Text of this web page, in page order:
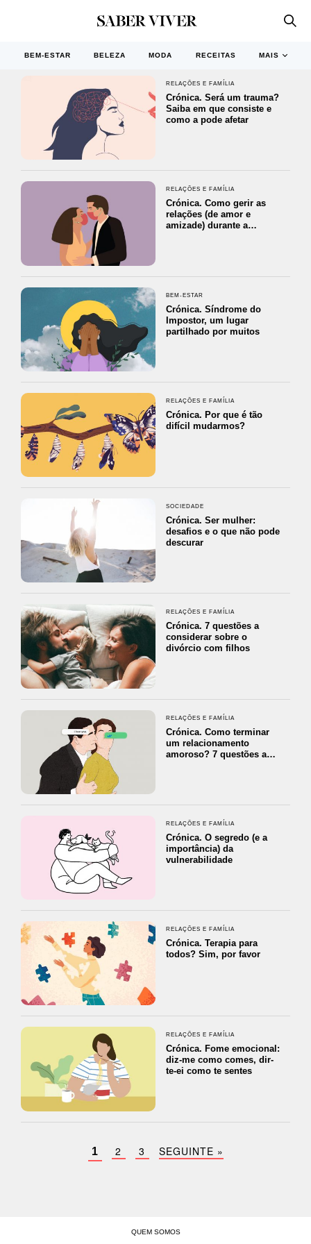
BEM-ESTAR BELEZA MODA RECEITAS MAIS
RELAÇÕES E FAMÍLIA
Crónica. Será um trauma?
Saiba em que consiste e
como a pode afetar
RELAÇÕES E FAMÍLIA
Crónica. Como gerir as
relações (de amor e
amizade) durante a…
BEM-ESTAR
Crónica. Síndrome do
Impostor, um lugar
partilhado por muitos
RELAÇÕES E FAMÍLIA
Crónica. Por que é tão
difícil mudarmos?
SOCIEDADE
Crónica. Ser mulher:
desafios e o que não pode
descurar
RELAÇÕES E FAMÍLIA
Crónica. 7 questões a
considerar sobre o
divórcio com filhos
RELAÇÕES E FAMÍLIA
Crónica. Como terminar
um relacionamento
amoroso? 7 questões a…
RELAÇÕES E FAMÍLIA
Crónica. O segredo (e a
importância) da
vulnerabilidade
RELAÇÕES E FAMÍLIA
Crónica. Terapia para
todos? Sim, por favor
RELAÇÕES E FAMÍLIA
Crónica. Fome emocional:
diz-me como comes, dir-
te-ei como te sentes
1 2 3 SEGUINTE »
QUEM SOMOS